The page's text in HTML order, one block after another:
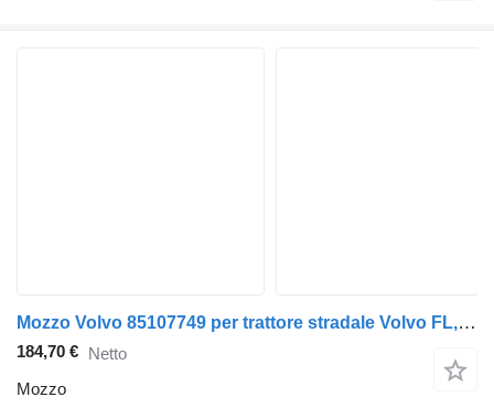
Mozzo Volvo 85107749 per trattore stradale Volvo FL, FE (2005-2014)
184,70 € Netto
Mozzo